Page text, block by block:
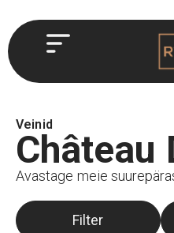
Veinid
Château
Avastage meie
Filter